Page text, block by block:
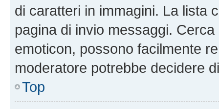
di caratteri in immagini. La lista
pagina di invio messaggi.
emoticon, possono facilmente
moderatore potrebbe decidere
Top